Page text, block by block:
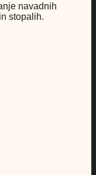
navadnih
stopalih.